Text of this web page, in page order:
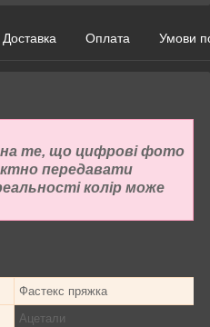
Доставка Оплата Умови
те, що цифрові фото
передавати
колір може
Фастекс пряжка
Ацетали